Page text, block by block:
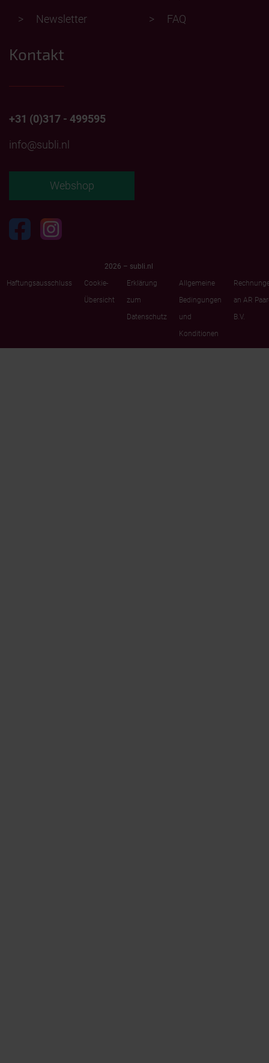
Newsletter FAQ
Kontakt
+31 (0)317 - 499595
info@subli.nl
Webshop
2026 – subli.nl
Haftungsausschluss
Cookie-
Übersicht
Erklärung
zum
Datenschutz
Allgemeine
Bedingungen
und
Konditionen
an AR
B.V.